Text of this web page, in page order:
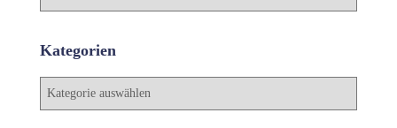
h
Kategorien